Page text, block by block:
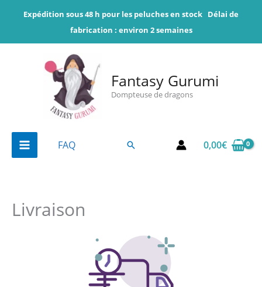
contenu
Expédition sous 48 h pour les peluches en stock Délai de
fabrication : environ 2 semaines
Fantasy Gurumi
Dompteuse de dragons
FAQ Rechercher 0,00€
Livraison